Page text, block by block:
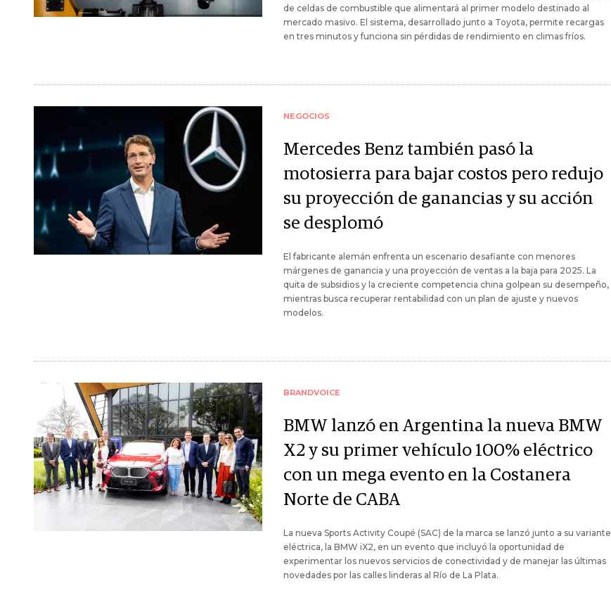
de celdas de combustible que alimentará al primer modelo destinado al
mercado masivo. El sistema, desarrollado junto a Toyota, permite recargas
en tres minutos y funciona sin pérdidas de rendimiento en climas fríos.
NEGOCIOS
Mercedes Benz también pasó la
motosierra para bajar costos pero redujo
su proyección de ganancias y su acción
se desplomó
El fabricante alemán enfrenta un escenario desafiante con menores
márgenes de ganancia y una proyección de ventas a la baja para 2025. La
quita de subsidios y la creciente competencia china golpean su desempeño,
mientras busca recuperar rentabilidad con un plan de ajuste y nuevos
modelos.
BRANDVOICE
BMW lanzó en Argentina la nueva BMW
X2 y su primer vehículo 100% eléctrico
con un mega evento en la Costanera
Norte de CABA
La nueva Sports Activity Coupé (SAC) de la marca se lanzó junto a su variante
eléctrica, la BMW iX2, en un evento que incluyó la oportunidad de
experimentar los nuevos servicios de conectividad y de manejar las últimas
novedades por las calles linderas al Río de La Plata.